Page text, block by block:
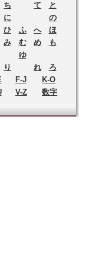
ち て
と
に
の
ひ ふ へ
ほ
み む め
も
ゆ
り れ
ろ
F-J
K-O
V-Z 数字